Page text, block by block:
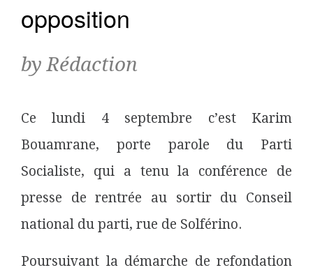
opposition
by Rédaction
Ce lundi 4 septembre c’est Karim
Bouamrane, porte parole du Parti
Socialiste, qui a tenu la conférence de
presse de rentrée au sortir du Conseil
national du parti, rue de Solférino.
Poursuivant la démarche de refondation